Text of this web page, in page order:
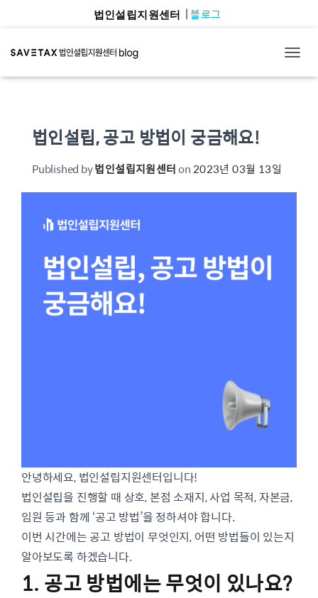
법인설립지원센터 블로그
법인설립, 공고 방법이 궁금해요!
Published by법인설립지원센터on2023년 03월 13일
안녕하세요, 법인설립지원센터입니다!
법인설립을 진행할 때 상호, 본점 소재지, 사업 목적, 자본금,
임원 등과 함께 ‘공고 방법’을 정하셔야 합니다.
이번 시간에는 공고 방법이 무엇인지, 어떤 방법들이 있는지
알아보도록 하겠습니다.
1. 공고 방법에는 무엇이 있나요?